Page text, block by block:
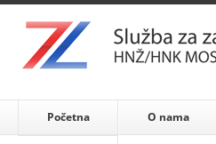
Početna O nama